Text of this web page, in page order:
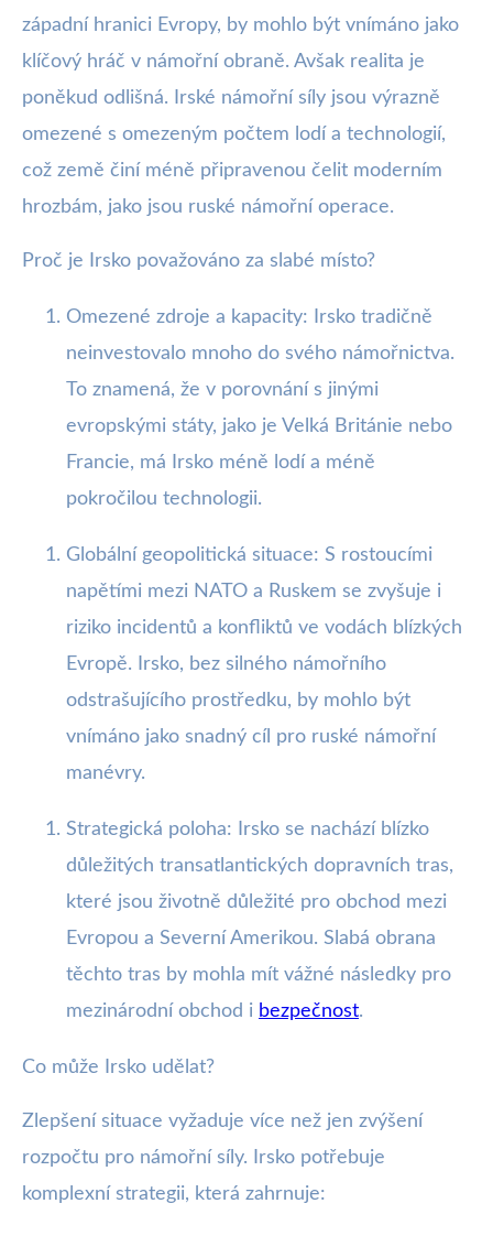
západní hranici Evropy, by mohlo být vnímáno jako
klíčový hráč v námořní obraně. Avšak realita je
poněkud odlišná. Irské námořní síly jsou výrazně
omezené s omezeným počtem lodí a technologií,
což země činí méně připravenou čelit moderním
hrozbám, jako jsou ruské námořní operace.
Proč je Irsko považováno za slabé místo?
Omezené zdroje a kapacity: Irsko tradičně
neinvestovalo mnoho do svého námořnictva.
To znamená, že v porovnání s jinými
evropskými státy, jako je Velká Británie nebo
Francie, má Irsko méně lodí a méně
pokročilou technologii.
Globální geopolitická situace: S rostoucími
napětími mezi NATO a Ruskem se zvyšuje i
riziko incidentů a konfliktů ve vodách blízkých
Evropě. Irsko, bez silného námořního
odstrašujícího prostředku, by mohlo být
vnímáno jako snadný cíl pro ruské námořní
manévry.
Strategická poloha: Irsko se nachází blízko
důležitých transatlantických dopravních tras,
které jsou životně důležité pro obchod mezi
Evropou a Severní Amerikou. Slabá obrana
těchto tras by mohla mít vážné následky pro
mezinárodní obchod i bezpečnost.
Co může Irsko udělat?
Zlepšení situace vyžaduje více než jen zvýšení
rozpočtu pro námořní síly. Irsko potřebuje
komplexní strategii, která zahrnuje: